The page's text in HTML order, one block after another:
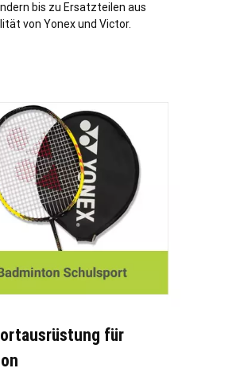
bis zu Ersatzteilen aus
von Yonex und Victor.
für